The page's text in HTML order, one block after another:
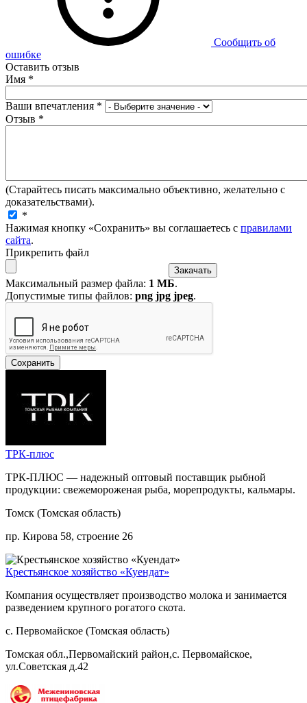
Сообщить об
ошибке
Оставить отзыв
Имя *
Ваши впечатления *
Отзыв *
(Старайтесь писать максимально объективно, желательно с
доказательствами).
*
Нажимая кнопку «Сохранить» вы соглашаетесь с правилами
сайта.
Прикрепить файл
Максимальный размер файла: 1 МБ.
Допустимые типы файлов: png jpg jpeg.
ТРК-плюс
ТРК-ПЛЮС — надежный оптовый поставщик рыбной
продукции: свежемороженая рыба, морепродукты, кальмары.
Томск (Томская область)
пр. Кирова 58, строение 26
Крестьянское хозяйство «Куендат»
Компания осуществляет производство молока и занимается
разведением крупного рогатого скота.
с. Первомайское (Томская область)
Томская обл.,Первомайский район,с. Первомайское,
ул.Советская д.42